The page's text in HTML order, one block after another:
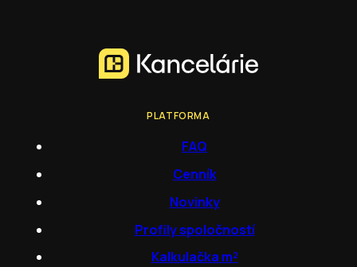
PLATFORMA
FAQ
Cenník
Novinky
Profily spoločností
Kalkulačka m²